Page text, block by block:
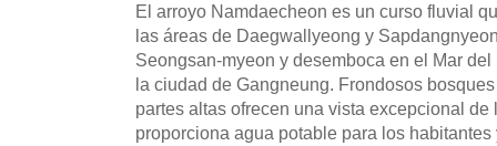
El arroyo Namdaecheon es un curso fluvial
las áreas de Daegwallyeong y
Seongsan-myeon y desemboca en el Mar
la ciudad de Gangneung. Frondosos
partes altas ofrecen una vista excepcional
proporciona agua potable para los